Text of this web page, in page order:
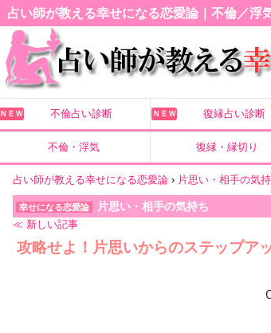
占い師が教える幸せになる恋愛論｜不倫／浮
ＮＥＷ 不倫占い診断 ＮＥＷ 復縁占い診断
不倫・浮気 復縁・縁切り
占い師が教える幸せになる恋愛論 › 片思い・相手の気
幸せになる恋愛論 片思い・相手の気持ち
≪ 新しい記事
攻略せよ！片思いからのステップア